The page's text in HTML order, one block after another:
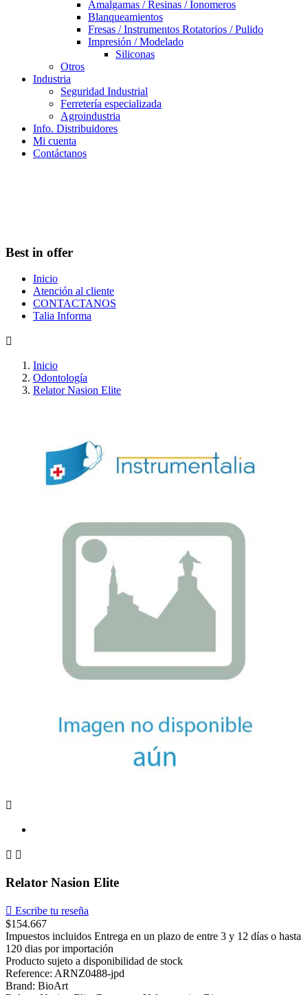
Amalgamas / Resinas / Ionomeros
Blanqueamientos
Fresas / Instrumentos Rotatorios / Pulido
Impresión / Modelado
Siliconas
Otros
Industria
Seguridad Industrial
Ferretería especializada
Agroindustria
Info. Distribuidores
Mi cuenta
Contáctanos
Best in offer
Inicio
Atención al cliente
CONTACTANOS
Talia Informa

Inicio
Odontología
Relator Nasion Elite

 
Relator Nasion Elite
 Escribe tu reseña
$154.667
Impuestos incluidos Entrega en un plazo de entre 3 y 12 días o hasta
120 dias por importación
Producto sujeto a disponibilidad de stock
Reference: ARNZ0488-jpd
Brand: BioArt